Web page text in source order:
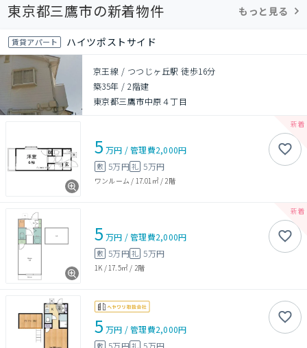
東京都三鷹市の新着物件 もっと見る
賃貸アパート ハイツポストサイド
京王線 / つつじヶ丘駅 徒歩16分
築35年 /2階建
東京都三鷹市中原４丁目
5 万円 /管理費2,000円
敷 5万円礼 5万円
ワンルーム / 17.01㎡/ 2階
5 万円 /管理費2,000円
敷 5万円礼 5万円
1K / 17.5㎡ / 2階
5 万円 /管理費2,000円
敷 5万円礼 5万円